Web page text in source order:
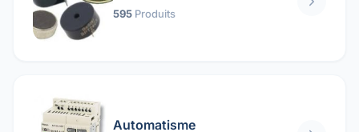
595 Produits
Automatisme